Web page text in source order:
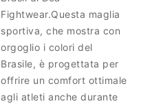
Fightwear.Questa maglia
sportiva, che mostra con
orgoglio i colori del
Brasile, è progettata per
offrire un comfort ottimale
agli atleti anche durante